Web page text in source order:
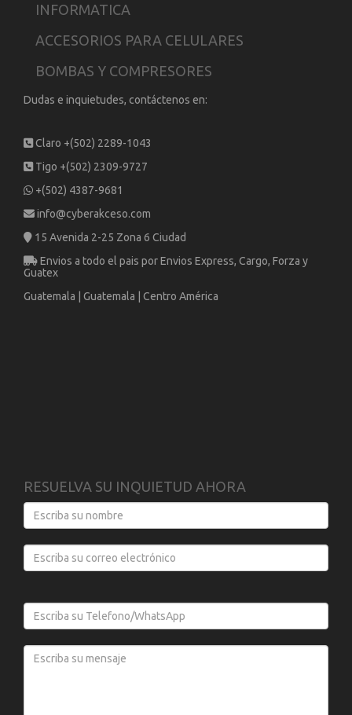
INFORMATICA
ACCESORIOS PARA CELULARES
BOMBAS Y COMPRESORES
Dudas e inquietudes, contáctenos en:
Claro +(502) 2289-1043
Tigo +(502) 2309-9727
+(502) 4387-9681
info@cyberakceso.com
15 Avenida 2-25 Zona 6 Ciudad
Envios a todo el pais por Envios Express, Cargo, Forza y
Guatex
Guatemala | Guatemala | Centro América
RESUELVA SU INQUIETUD AHORA